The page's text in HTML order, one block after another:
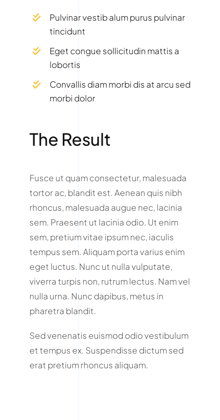
Pulvinar vestib alum purus pulvinar
tincidunt
Eget congue sollicitudin mattis a
lobortis
Convallis diam morbi dis at arcu sed
morbi dolor
The Result
Fusce ut quam consectetur, malesuada
tortor ac, blandit est. Aenean quis nibh
rhoncus, malesuada augue nec, lacinia
sem. Praesent ut lacinia odio. Ut enim
sem, pretium vitae ipsum nec, iaculis
tempus sem. Aliquam porta varius enim
eget luctus. Nunc ut nulla vulputate,
viverra turpis non, rutrum lectus. Nam vel
nulla urna. Nunc dapibus, metus in
pharetra blandit.
Sed venenatis euismod odio vestibulum
et tempus ex. Suspendisse dictum sed
erat pretium rhoncus aliquam.